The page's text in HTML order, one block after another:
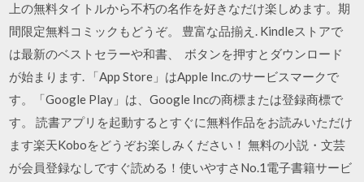
上の無料タイトルから不朽の名作を好きなだけ楽しめます。期
間限定無料コミックもどうぞ。 豊富な品揃え. Kindleストアで
は最新のベストセラーや和書、 ボタンを押すとダウンロード
が始まります. 「App Store」はApple Inc.のサービスマークで
す。「Google Play」は、Google Incの商標または登録商標で
す。 読書アプリを起動するとすぐに無料作品をお読みいただけ
ます楽天Koboをどうぞお楽しみください！ 無料の小説・文芸
が会員登録なしですぐ読める！使いやすさNo.1電子書籍サービ